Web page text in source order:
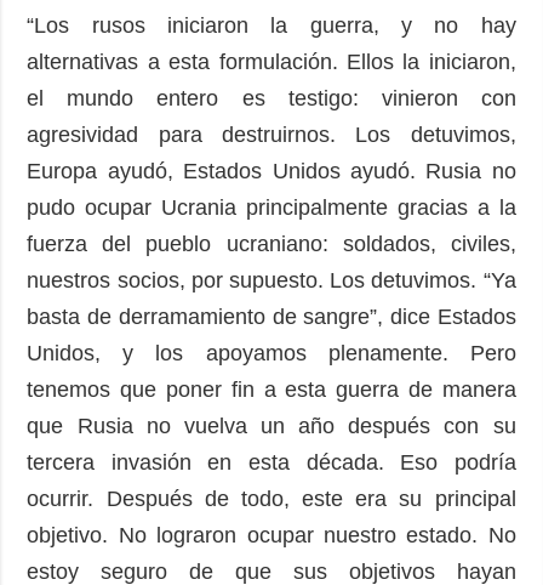
“Los rusos iniciaron la guerra, y no hay
alternativas a esta formulación. Ellos la iniciaron,
el mundo entero es testigo: vinieron con
agresividad para destruirnos. Los detuvimos,
Europa ayudó, Estados Unidos ayudó. Rusia no
pudo ocupar Ucrania principalmente gracias a la
fuerza del pueblo ucraniano: soldados, civiles,
nuestros socios, por supuesto. Los detuvimos. “Ya
basta de derramamiento de sangre”, dice Estados
Unidos, y los apoyamos plenamente. Pero
tenemos que poner fin a esta guerra de manera
que Rusia no vuelva un año después con su
tercera invasión en esta década. Eso podría
ocurrir. Después de todo, este era su principal
objetivo. No lograron ocupar nuestro estado. No
estoy seguro de que sus objetivos hayan